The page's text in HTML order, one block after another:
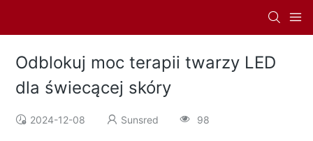
Odblokuj moc terapii twarzy LED
dla świecącej skóry
2024-12-08 Sunsred 98